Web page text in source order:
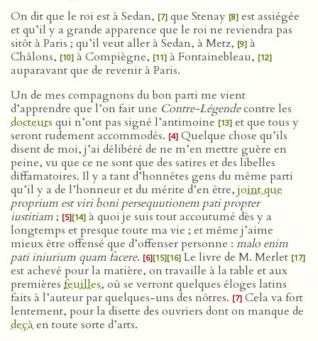
On dit que le roi est à Sedan, [7] que Stenay [8] est assiégée
et qu’il y a grande apparence que le roi ne reviendra pas
sitôt à Paris ; qu’il veut aller à Sedan, à Metz, [9] à
Châlons, [10] à Compiègne, [11] à Fontainebleau, [12]
auparavant que de revenir à Paris.
Un de mes compagnons du bon parti me vient
d’apprendre que l’on fait une Contre-Légendecontre les
docteurs qui n’ont pas signé l’antimoine [13] et que tous y
seront rudement accommodés. [4] Quelque chose qu’ils
disent de moi, j’ai délibéré de ne m’en mettre guère en
peine, vu que ce ne sont que des satires et des libelles
diffamatoires. Il y a tant d’honnêtes gens du même parti
qu’il y a de l’honneur et du mérite d’en être,joint que
proprium est viri boni persequutionem pati propter
iustitiam; [5][14] à quoi je suis tout accoutumé dès y a
longtemps et presque toute ma vie ; et même j’aime
mieux être offensé que d’offenser personne : malo enim
pati iniurium quam facere. [6][15][16] Le livre de M. Merlet [17]
est achevé pour la matière, on travaille à la table et aux
premières feuilles, où se verront quelques éloges latins
faits à l’auteur par quelques-uns des nôtres. [7] Cela va fort
lentement, pour la disette des ouvriers dont on manque de
deçàen toute sorte d’arts.